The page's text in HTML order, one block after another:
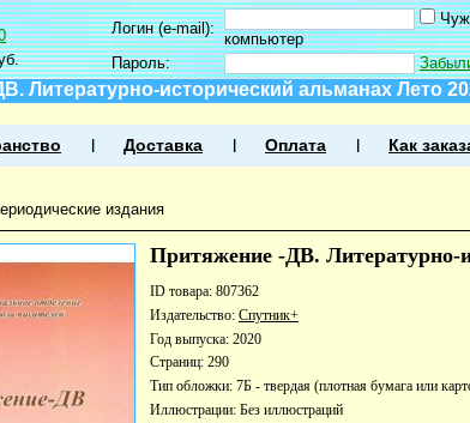
Логин (e-mail):
компьютер
Пароль:
Литературно-исторический альманах Лето
Доставка Оплата Как
издания
Притяжение -ДВ. Литературно-
ID товара: 807362
Издательство: Спутник+
Год выпуска: 2020
Страниц: 290
Тип обложки: 7Б - твердая (плотная бумага или
Иллюстрации: Без иллюстраций